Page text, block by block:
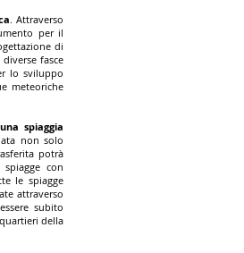
. Attraverso
per il
di
fasce
lo sviluppo
meteoriche
spiaggia
non solo
potrà
con
le spiagge
attraverso
subito
della